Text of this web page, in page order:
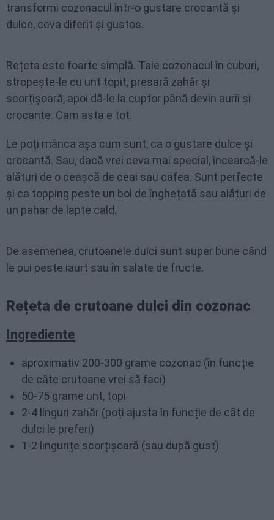
transformi cozonacul într-o gustare crocantă și
dulce, ceva diferit și gustos.
Rețeta este foarte simplă. Taie cozonacul în cuburi,
stropește-le cu unt topit, presară zahăr și
scorțișoară, apoi dă-le la cuptor până devin aurii și
crocante. Cam asta e tot.
Le poți mânca așa cum sunt, ca o gustare dulce și
crocantă. Sau, dacă vrei ceva mai special, încearcă-le
alături de o ceașcă de ceai sau cafea. Sunt perfecte
și ca topping peste un bol de înghețată sau alături de
un pahar de lapte cald.
De asemenea, crutoanele dulci sunt super bune când
le pui peste iaurt sau în salate de fructe.
Rețeta de crutoane dulci din cozonac
Ingrediente
aproximativ 200-300 grame cozonac (în funcție
de câte crutoane vrei să faci)
50-75 grame unt, topi
2-4 linguri zahăr (poți ajusta în funcție de cât de
dulci le preferi)
1-2 lingurițe scorțișoară (sau după gust)